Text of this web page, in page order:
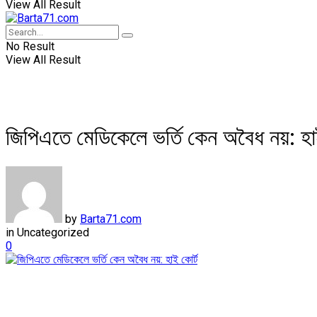
View All Result
No Result
View All Result
জিপিএতে মেডিকেলে ভর্তি কেন অবৈধ নয়:
by Barta71.com
in Uncategorized
0